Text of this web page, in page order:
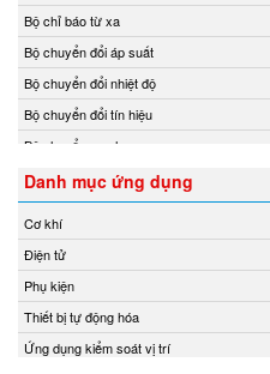
Core insight Vietnam
Cosa-Xentaur
Cosel Vietnam
Crowcon
Crydom
Daito Kogyo
Danfoss
DEESYS Việt Nam
DELTA + ELEKTROGAS
Delta Ohm
Delta Sensor
Bộ chỉ báo từ xa
Bộ chuyển đổi áp suất
Bộ chuyển đổi nhiệt độ
Bộ chuyển đổi tín hiệu
Bộ chuyển mạch
Bộ chuyển mạch ống
Bộ điều chỉnh áp suất và điều tốc
Bộ điều khiển
Bộ điều khiển áp suất
Bộ điều khiển lưu lượng
Bộ điều khiển nhiệt độ
Bộ điều nhiệt
Danh mục ứng dụng
Cơ khí
Điện tử
Phụ kiện
Thiết bị tự động hóa
Ứng dụng kiểm soát vị trí